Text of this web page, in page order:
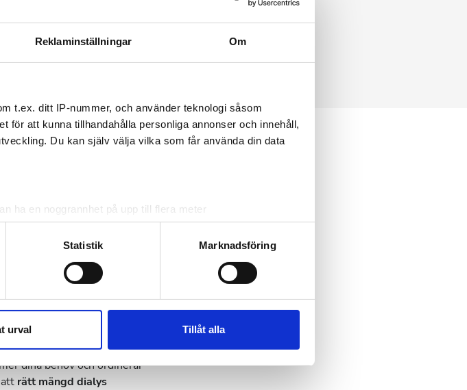
Reklaminställningar Om
t.ex. ditt IP-nummer, och använder teknologi såsom
för att kunna tillhandahålla personliga annonser och innehåll,
Du kan själv välja vilka som får använda din data
ha en noggrannhet på upp till flera meter
kännetecken (fingeravtryck)
ställ in dina preferenser i
detaljsektionen. Du kan ändra
sådana identifierare och annan information från din enhet
med. Dessa kan i sin tur kombinera informationen
Statistik Marknadsföring
urval Tillåt alla
viktigt att dialys blir en del
för att blodet ska rengöras
dina behov och ordinerar
rätt mängd dialys